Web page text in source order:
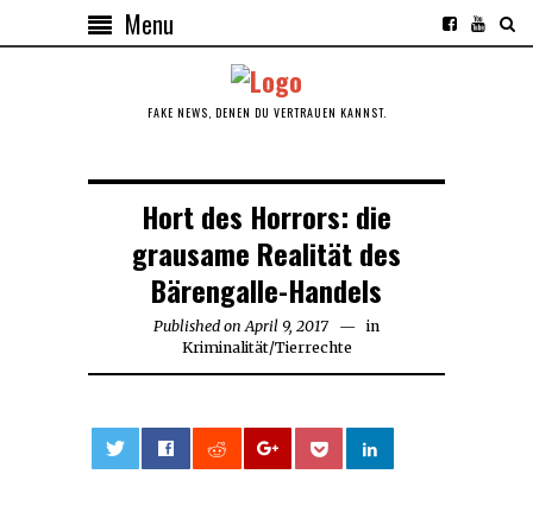
Menu
FAKE NEWS, DENEN DU VERTRAUEN KANNST.
Hort des Horrors: die
grausame Realität des
Bärengalle-Handels
Published on April 9, 2017
in
Kriminalität/Tierrechte